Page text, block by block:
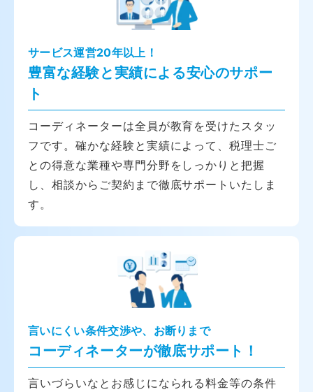
サービス運営20年以上！
豊富な経験と実績による安心のサポー
ト
コーディネーターは全員が教育を受けたスタッ
フです。確かな経験と実績によって、税理士ご
との得意な業種や専門分野をしっかりと把握
し、相談からご契約まで徹底サポートいたしま
す。
言いにくい条件交渉や、お断りまで
コーディネーターが徹底サポート！
言いづらいなとお感じになられる料金等の条件